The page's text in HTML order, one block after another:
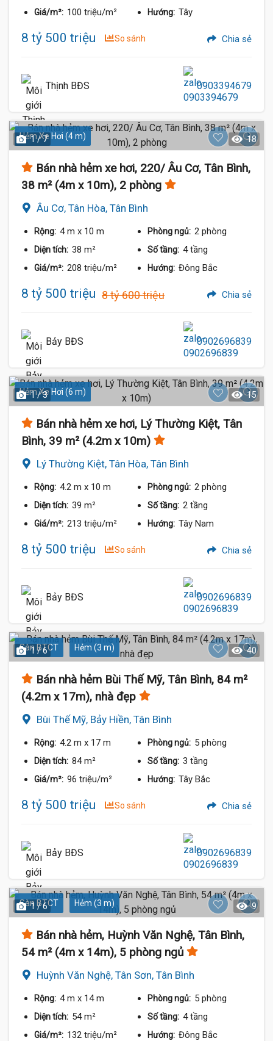
Giá/m²: 100 triệu/m² Hướng: Tây
8 tỷ 500 triệu So sánh Chia sẻ
Thịnh BĐS 0903394679
Hẻm Xe Hơi (4 m)
1 / 7 18
Bán nhà hẻm xe hơi, 220/ Âu Cơ, Tân Bình,
38 m² (4m x 10m), 2 phòng
Âu Cơ, Tân Hòa, Tân Bình
Rộng: 4 m x 10 m Phòng ngủ: 2 phòng
Diện tích: 38 m² Số tầng: 4 tầng
Giá/m²: 208 triệu/m² Hướng: Đông Bắc
8 tỷ 500 triệu 8 tỷ 600 triệu Chia sẻ
Bảy BĐS 0902696839
Hẻm Xe Hơi (6 m)
1 / 3 15
Bán nhà hẻm xe hơi, Lý Thường Kiệt, Tân
Bình, 39 m² (4.2m x 10m)
Lý Thường Kiệt, Tân Hòa, Tân Bình
Rộng: 4.2 m x 10 m Phòng ngủ: 2 phòng
Diện tích: 39 m² Số tầng: 2 tầng
Giá/m²: 213 triệu/m² Hướng: Tây Nam
8 tỷ 500 triệu So sánh Chia sẻ
Bảy BĐS 0902696839
Sàn BTCT Hẻm (3 m)
1 / 6 40
Bán nhà hẻm Bùi Thế Mỹ, Tân Bình, 84 m²
(4.2m x 17m), nhà đẹp
Bùi Thế Mỹ, Bảy Hiền, Tân Bình
Rộng: 4.2 m x 17 m Phòng ngủ: 5 phòng
Diện tích: 84 m² Số tầng: 3 tầng
Giá/m²: 96 triệu/m² Hướng: Tây Bắc
8 tỷ 500 triệu So sánh Chia sẻ
Bảy BĐS 0902696839
Sàn BTCT Hẻm (3 m)
1 / 6 9
Bán nhà hẻm, Huỳnh Văn Nghệ, Tân Bình,
54 m² (4m x 14m), 5 phòng ngủ
Huỳnh Văn Nghệ, Tân Sơn, Tân Bình
Rộng: 4 m x 14 m Phòng ngủ: 5 phòng
Diện tích: 54 m² Số tầng: 4 tầng
Giá/m²: 132 triệu/m² Hướng: Đông Bắc